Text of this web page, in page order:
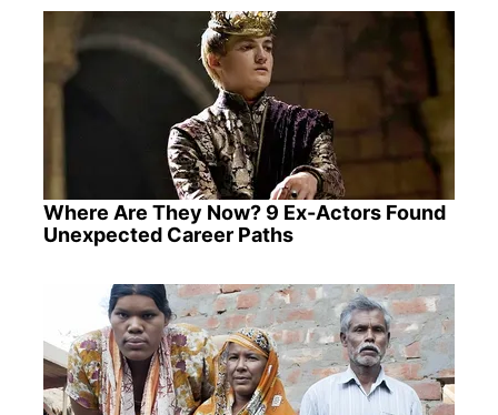
Where Are They Now? 9 Ex-Actors Found
Unexpected Career Paths